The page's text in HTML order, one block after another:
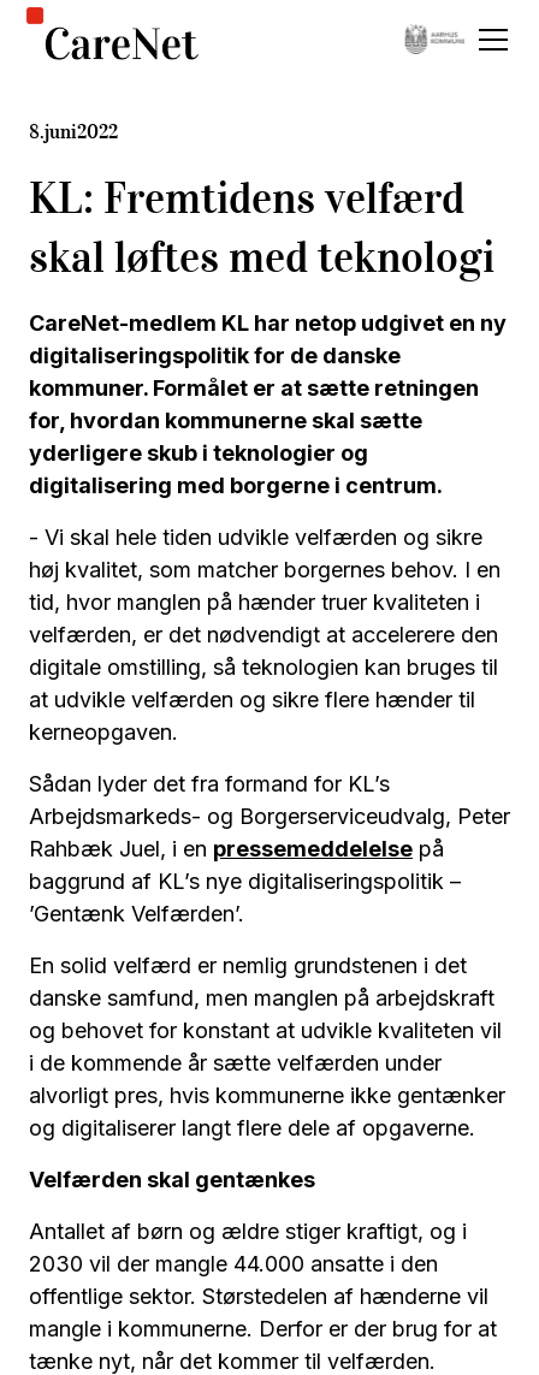
8.juni2022
KL: Fremtidens velfærd
skal løftes med teknologi
CareNet-medlem KL har netop udgivet en ny
digitaliseringspolitik for de danske
kommuner. Formålet er at sætte retningen
for, hvordan kommunerne skal sætte
yderligere skub i teknologier og
digitalisering med borgerne i centrum.
- Vi skal hele tiden udvikle velfærden og sikre
høj kvalitet, som matcher borgernes behov. I en
tid, hvor manglen på hænder truer kvaliteten i
velfærden, er det nødvendigt at accelerere den
digitale omstilling, så teknologien kan bruges til
at udvikle velfærden og sikre flere hænder til
kerneopgaven.
Sådan lyder det fra formand for KL’s
Arbejdsmarkeds- og Borgerserviceudvalg, Peter
Rahbæk Juel, i en pressemeddelelse på
baggrund af KL’s nye digitaliseringspolitik –
’Gentænk Velfærden’.
En solid velfærd er nemlig grundstenen i det
danske samfund, men manglen på arbejdskraft
og behovet for konstant at udvikle kvaliteten vil
i de kommende år sætte velfærden under
alvorligt pres, hvis kommunerne ikke gentænker
og digitaliserer langt flere dele af opgaverne.
Velfærden skal gentænkes
Antallet af børn og ældre stiger kraftigt, og i
2030 vil der mangle 44.000 ansatte i den
offentlige sektor. Størstedelen af hænderne vil
mangle i kommunerne. Derfor er der brug for at
tænke nyt, når det kommer til velfærden.